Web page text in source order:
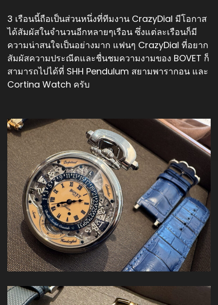
3 เรือนนี้ถือเป็นส่วนหนึ่งที่ทีมงาน CrazyDial มีโอกาส
ได้สัมผัสในจำนวนอีกหลายๆเรือน ซึ่งแต่ละเรือนก็มี
ความน่าสนใจเป็นอย่างมาก แฟนๆ CrazyDial ที่อยาก
สัมผัสความประณีตและชื่นชมความงามของ BOVET ก็
สามารถไปได้ที่ SHH Pendulum สยามพารากอน และ
Cortina Watch ครับ